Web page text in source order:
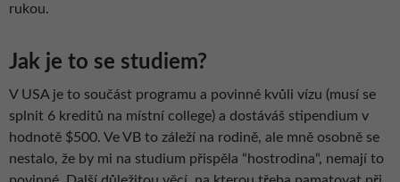
rukou.
Jak je to se studiem?
V USA je to součást programu a povinné kvůli vízu (musí se
splnit 6 kreditů na místní college) a dostáváš stipendium v
hodnotě $500. Ve VB to záleží na rodině, ale mně osobně se
nestalo, že by mi na studium přispěla “hostrodina“, nemají to